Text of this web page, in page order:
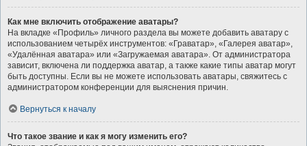
Как мне включить отображение аватары?
На вкладке «Профиль» личного раздела вы можете добавить аватару с
использованием четырёх инструментов: «Граватар», «Галерея аватар»,
«Удалённая аватара» или «Загружаемая аватара». От администратора
зависит, включена ли поддержка аватар, а также какие типы аватар могут
быть доступны. Если вы не можете использовать аватары, свяжитесь с
администратором конференции для выяснения причин.
Вернуться к началу
Что такое звание и как я могу изменить его?